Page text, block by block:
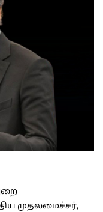
முதலமைச்சர்,